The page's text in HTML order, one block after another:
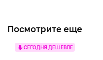
Посмотрите еще
СЕГОДНЯ ДЕШЕВЛЕ